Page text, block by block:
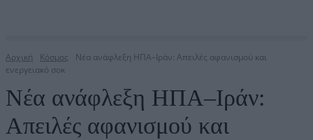
Αρχική Κόσμος
Νέα ανάφλεξη ΗΠΑ–Ιράν: Απειλές αφανισμού και
ενεργειακό σοκ
Νέα ανάφλεξη ΗΠΑ–Ιράν:
Απειλές αφανισμού και